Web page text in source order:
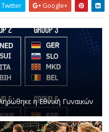
Twitter Google+
η Εθνική Γυναικών